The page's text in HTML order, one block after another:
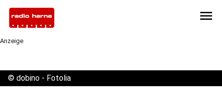
menu
Anzeige
© dobino - Fotolia